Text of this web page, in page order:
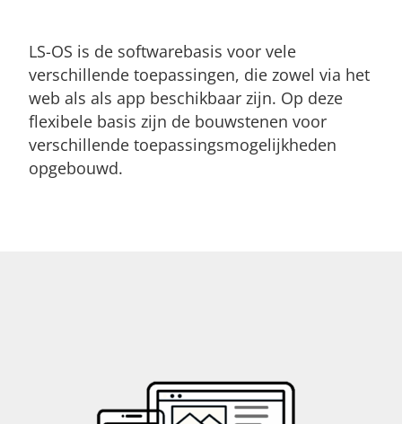
LS-OS is de softwarebasis voor vele
verschillende toepassingen, die zowel via het
web als als app beschikbaar zijn. Op deze
flexibele basis zijn de bouwstenen voor
verschillende toepassingsmogelijkheden
opgebouwd.